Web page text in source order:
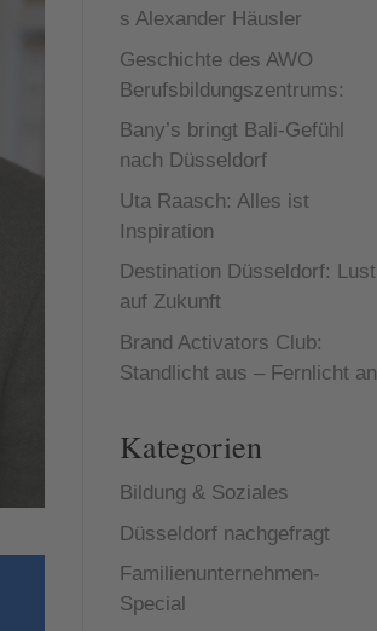
s Alexander Häusler
Geschichte des AWO
Berufsbildungszentrums:
Bany’s bringt Bali-Gefühl
nach Düsseldorf
Uta Raasch: Alles ist
Inspiration
Destination Düsseldorf: Lust
auf Zukunft
Brand Activators Club:
Standlicht aus – Fernlicht an
Kategorien
Bildung & Soziales
Düsseldorf nachgefragt
Familienunternehmen-
Special